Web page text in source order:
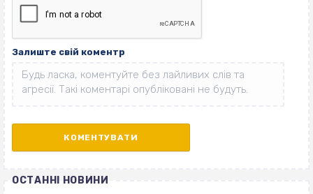
Залиште свій коментр
ОСТАННІ НОВИНИ